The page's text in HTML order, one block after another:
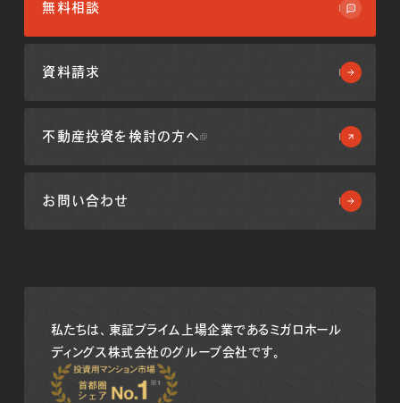
無料相談
資料請求
不動産投資を 検討の方へ
お問い合わせ
私たちは、東証プライム上場企業である ミガロホール
ディングス株式会社のグループ会社です。